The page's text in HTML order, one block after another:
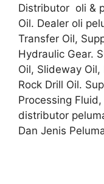
Distributor oli &
Oil. Dealer oli
Transfer Oil,
Hydraulic Gear.
Oil, Slideway
Rock Drill Oil.
Processing
distributor
Dan Jenis